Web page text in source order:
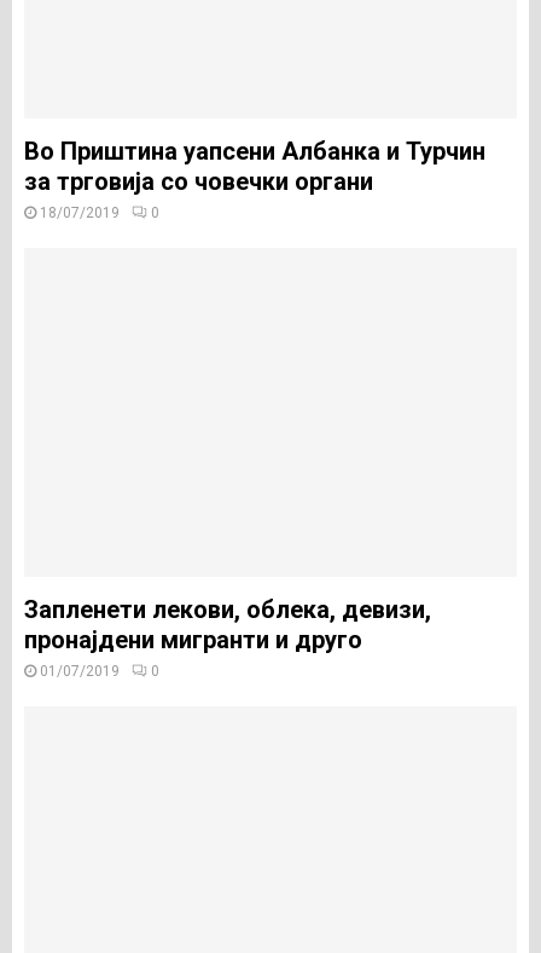
Во Приштина уапсени Албанка и Турчин
за трговија со човечки органи
18/07/2019 0
Запленети лекови, облека, девизи,
пронајдени мигранти и друго
01/07/2019 0